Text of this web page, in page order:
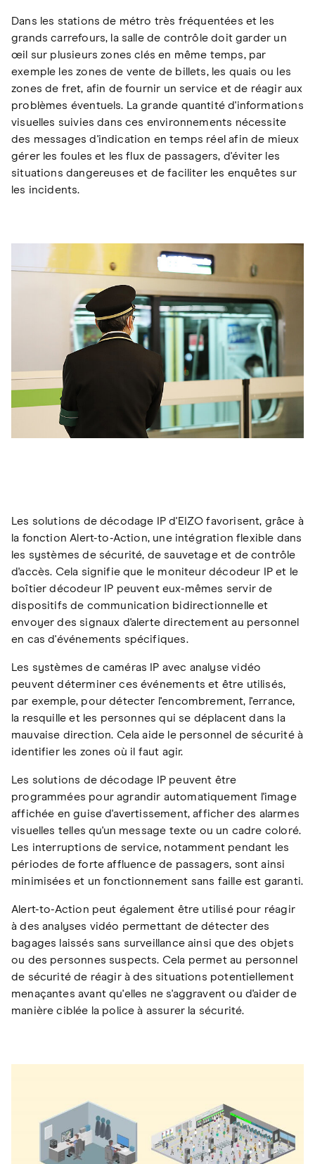
Dans les stations de métro très fréquentées et les
grands carrefours, la salle de contrôle doit garder un
œil sur plusieurs zones clés en même temps, par
exemple les zones de vente de billets, les quais ou les
zones de fret, afin de fournir un service et de réagir aux
problèmes éventuels. La grande quantité d'informations
visuelles suivies dans ces environnements nécessite
des messages d'indication en temps réel afin de mieux
gérer les foules et les flux de passagers, d'éviter les
situations dangereuses et de faciliter les enquêtes sur
les incidents.
Les solutions de décodage IP d'EIZO favorisent, grâce à
la fonction Alert-to-Action, une intégration flexible dans
les systèmes de sécurité, de sauvetage et de contrôle
d'accès. Cela signifie que le moniteur décodeur IP et le
boîtier décodeur IP peuvent eux-mêmes servir de
dispositifs de communication bidirectionnelle et
envoyer des signaux d'alerte directement au personnel
en cas d'événements spécifiques.
Les systèmes de caméras IP avec analyse vidéo
peuvent déterminer ces événements et être utilisés,
par exemple, pour détecter l'encombrement, l'errance,
la resquille et les personnes qui se déplacent dans la
mauvaise direction. Cela aide le personnel de sécurité à
identifier les zones où il faut agir.
Les solutions de décodage IP peuvent être
programmées pour agrandir automatiquement l'image
affichée en guise d'avertissement, afficher des alarmes
visuelles telles qu'un message texte ou un cadre coloré.
Les interruptions de service, notamment pendant les
périodes de forte affluence de passagers, sont ainsi
minimisées et un fonctionnement sans faille est garanti.
Alert-to-Action peut également être utilisé pour réagir
à des analyses vidéo permettant de détecter des
bagages laissés sans surveillance ainsi que des objets
ou des personnes suspects. Cela permet au personnel
de sécurité de réagir à des situations potentiellement
menaçantes avant qu'elles ne s'aggravent ou d'aider de
manière ciblée la police à assurer la sécurité.